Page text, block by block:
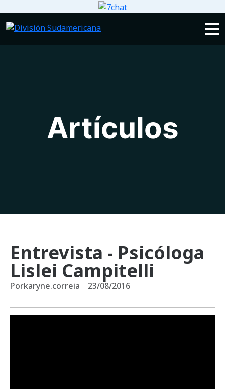
Artículos
Entrevista - Psicóloga
Lislei Campitelli
Porkaryne.correia 23/08/2016